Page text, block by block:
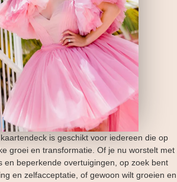
kaartendeck is geschikt voor iedereen die op
groei en transformatie. Of je nu worstelt met
en beperkende overtuigingen, op zoek bent
en zelfacceptatie, of gewoon wilt groeien en